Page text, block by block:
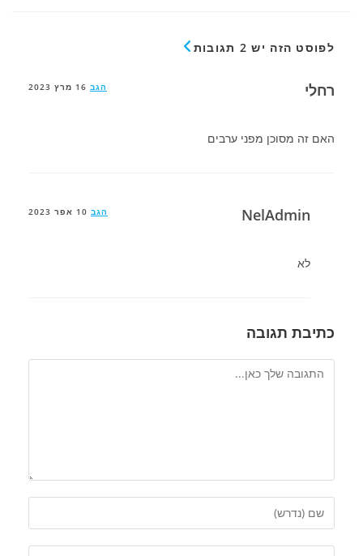
לפוסט הזה יש 2 תגובות
רחלי הגב 16 מרץ 2023
האם זה מסוכן מפני ערבים
NelAdmin הגב 10 אפר 2023
לא
כתיבת תגובה